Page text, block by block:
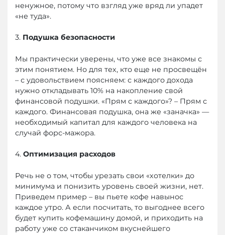
ненужное, потому что взгляд уже вряд ли упадет
«не туда».
3. Подушка безопасности
Мы практически уверены, что уже все знакомы с
этим понятием. Но для тех, кто еще не просвещён
– с удовольствием поясняем: с каждого дохода
нужно откладывать 10% на накопление свой
финансовой подушки. «Прям с каждого»? – Прям с
каждого. Финансовая подушка, она же «заначка» —
необходимый капитал для каждого человека на
случай форс-мажора.
4. Оптимизация расходов
Речь не о том, чтобы урезать свои «хотелки» до
минимума и понизить уровень своей жизни, нет.
Приведем пример – вы пьете кофе навынос
каждое утро. А если посчитать, то выгоднее всего
будет купить кофемашину домой, и приходить на
работу уже со стаканчиком вкуснейшего